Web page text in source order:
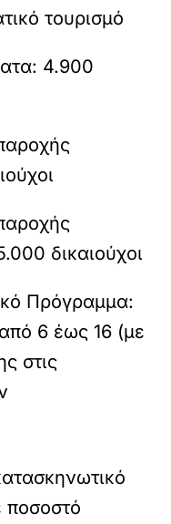
τουρισμό
4.900
δικαιούχοι
Πρόγραμμα:
6 έως 16 (με
στις
ποσοστό